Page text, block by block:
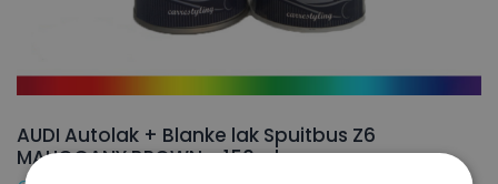
AUDI Autolak + Blanke lak Spuitbus Z6
MAHOGANY BROWN – 150ml